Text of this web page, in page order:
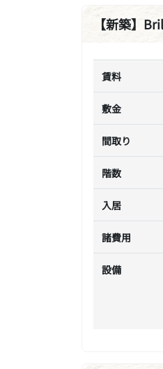
【新築】
賃料
敷金
間取り
階数
入居
諸費用
設備